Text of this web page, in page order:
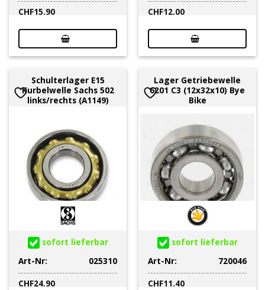
CHF15.90
CHF12.00
Schulterlager E15
Kurbelwelle Sachs 502
links/rechts (A1149)
sofort lieferbar
Art-Nr:
025310
CHF24.90
Lager Getriebewelle
6201 C3 (12x32x10) Bye
Bike
sofort lieferbar
Art-Nr:
720046
CHF11.40